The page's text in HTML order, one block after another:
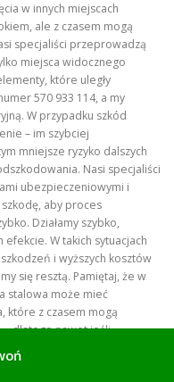
w innych miejscach
ale z czasem mogą
specjaliści przeprowadzą
miejsca widocznego
które uległy
570 933 114, a my
W przypadku szkód
– im szybciej
mniejsze ryzyko dalszych
Nasi specjaliści
ubezpieczeniowymi i
aby proces
Działamy szybko,
W takich sytuacjach
i wyższych kosztów
się resztą. Pamiętaj, że w
stalowa może mieć
które z czasem mogą
dlatego nawet jeśli
warto skonsultować się z